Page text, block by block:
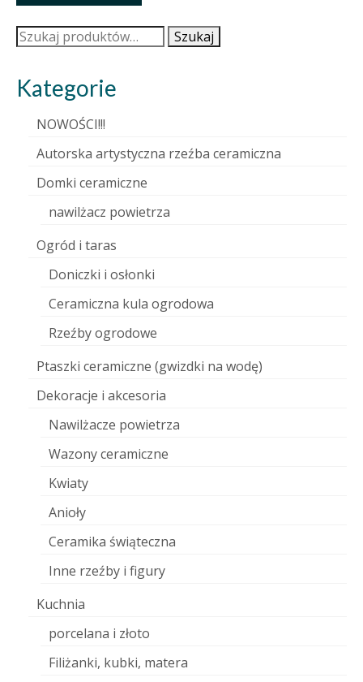
Szukaj: Szukaj
Kategorie
NOWOŚCI!!!
Autorska artystyczna rzeźba ceramiczna
Domki ceramiczne
nawilżacz powietrza
Ogród i taras
Doniczki i osłonki
Ceramiczna kula ogrodowa
Rzeźby ogrodowe
Ptaszki ceramiczne (gwizdki na wodę)
Dekoracje i akcesoria
Nawilżacze powietrza
Wazony ceramiczne
Kwiaty
Anioły
Ceramika świąteczna
Inne rzeźby i figury
Kuchnia
porcelana i złoto
Filiżanki, kubki, matera